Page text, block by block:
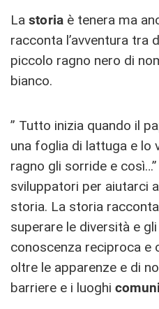
La storia è tenera ma
racconta l’avventura tra
piccolo ragno nero di
bianco.
” Tutto inizia quando il
una foglia di lattuga e lo
ragno gli sorride e
sviluppatori per aiutarci
storia. La storia
superare le diversità e
conoscenza reciproca e
oltre le apparenze e di
barriere e i luoghi comuni